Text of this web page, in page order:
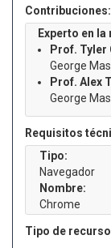
Contribuciones:
Experto en la
Prof. Tyler
George
Prof. Alex
George
Requisitos
Tipo:
Navegador
Nombre:
Chrome
Tipo de